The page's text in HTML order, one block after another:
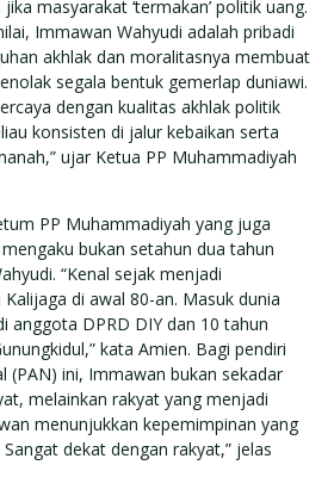
masyarakat ‘termakan’ politik uang.
Immawan Wahyudi adalah pribadi
akhlak dan moralitasnya membuat
segala bentuk gemerlap duniawi.
dengan kualitas akhlak politik
konsisten di jalur kebaikan serta
ujar Ketua PP Muhammadiyah
PP Muhammadiyah yang juga
bukan setahun dua tahun
“Kenal sejak menjadi
di awal 80-an. Masuk dunia
anggota DPRD DIY dan 10 tahun
kata Amien. Bagi pendiri
(PAN) ini, Immawan bukan sekadar
melainkan rakyat yang menjadi
menunjukkan kepemimpinan yang
dekat dengan rakyat,” jelas